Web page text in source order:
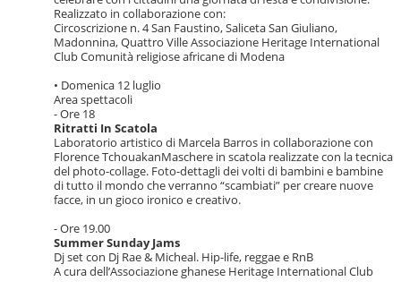
Realizzato in collaborazione con:
Circoscrizione n. 4 San Faustino, Saliceta San Giuliano,
Madonnina, Quattro Ville Associazione Heritage International
Club Comunità religiose africane di Modena
• Domenica 12 luglio
Area spettacoli
- Ore 18
Ritratti In Scatola
Laboratorio artistico di Marcela Barros in collaborazione con
Florence TchouakanMaschere in scatola realizzate con la tecnica
del photo-collage. Foto-dettagli dei volti di bambini e bambine
di tutto il mondo che verranno “scambiati” per creare nuove
facce, in un gioco ironico e creativo.
- Ore 19.00
Summer Sunday Jams
Dj set con Dj Rae & Micheal. Hip-life, reggae e RnB
A cura dell’Associazione ghanese Heritage International Club